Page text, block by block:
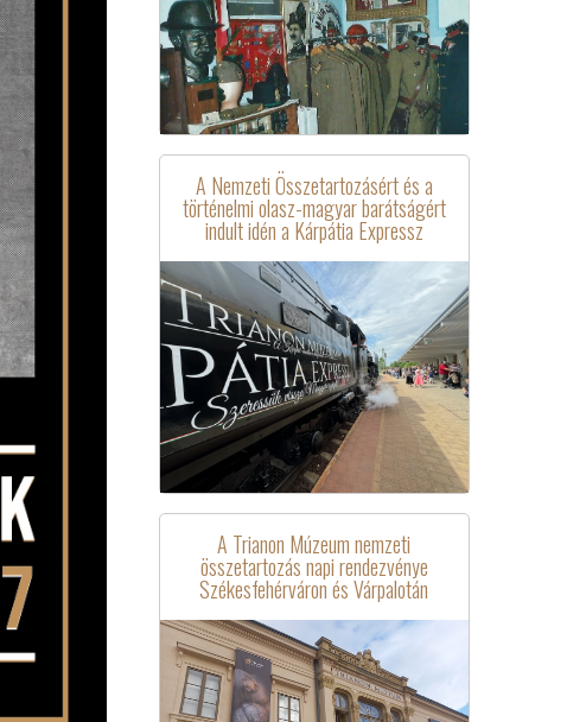
A Nemzeti Összetartozásért és a
történelmi olasz-magyar barátságért
indult idén a Kárpátia Expressz
A Trianon Múzeum nemzeti
összetartozás napi rendezvénye
Székesfehérváron és Várpalotán